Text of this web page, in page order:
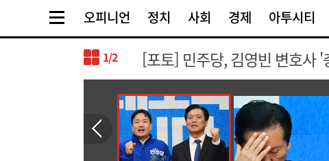
오피니언 정치 사회 경제 아투시티
[포토] 민주당, 김영빈 변호사 '
1/2